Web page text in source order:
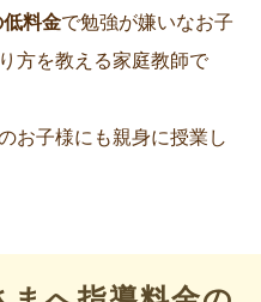
料金で勉強が嫌いなお子
方を教える家庭教師で
お子様にも親身に授業し